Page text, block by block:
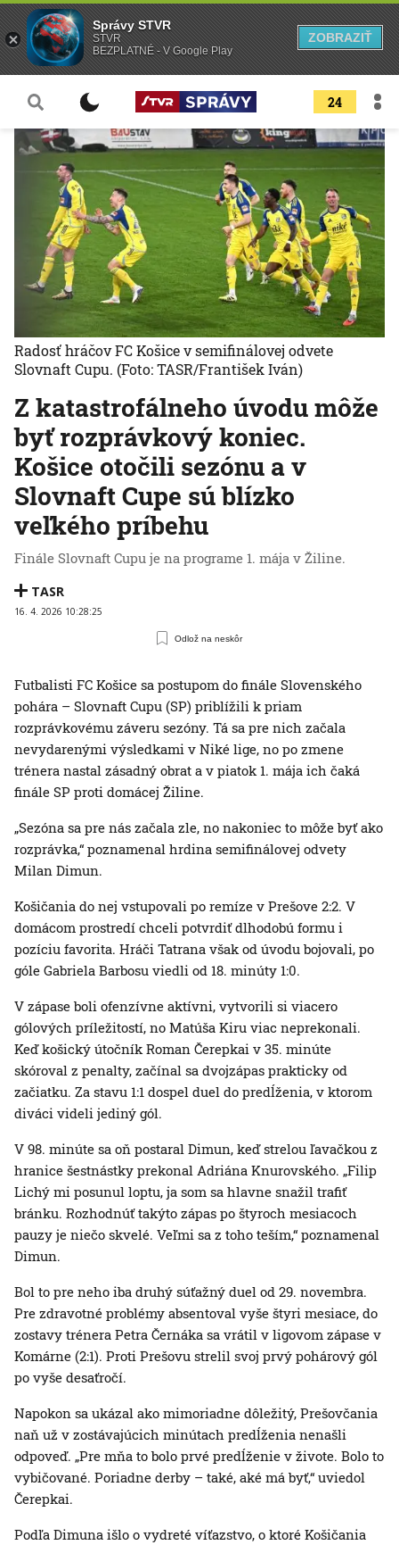
24
Z katastrofálneho úvodu môže
byť rozprávkový koniec.
Košice otočili sezónu a v
Slovnaft Cupe sú blízko
veľkého príbehu
Finále Slovnaft Cupu je na programe 1. mája v Žiline.
TASR
16. 4. 2026 10:28:25
Odlož na neskôr
Radosť hráčov FC Košice v semifinálovej odvete
Slovnaft Cupu. (Foto: TASR/František Iván)
Futbalisti FC Košice sa postupom do finále Slovenského
pohára – Slovnaft Cupu (SP) priblížili k priam
rozprávkovému záveru sezóny. Tá sa pre nich začala
nevydarenými výsledkami v Niké lige, no po zmene
trénera nastal zásadný obrat a v piatok 1. mája ich čaká
finále SP proti domácej Žiline.
„Sezóna sa pre nás začala zle, no nakoniec to môže byť ako
rozprávka,“ poznamenal hrdina semifinálovej odvety
Milan Dimun.
Košičania do nej vstupovali po remíze v Prešove 2:2. V
domácom prostredí chceli potvrdiť dlhodobú formu i
pozíciu favorita. Hráči Tatrana však od úvodu bojovali, po
góle Gabriela Barbosu viedli od 18. minúty 1:0.
V zápase boli ofenzívne aktívni, vytvorili si viacero
gólových príležitostí, no Matúša Kiru viac neprekonali.
Keď košický útočník Roman Čerepkai v 35. minúte
skóroval z penalty, začínal sa dvojzápas prakticky od
začiatku. Za stavu 1:1 dospel duel do predĺženia, v ktorom
diváci videli jediný gól.
V 98. minúte sa oň postaral Dimun, keď strelou ľavačkou z
hranice šestnástky prekonal Adriána Knurovského. „Filip
Lichý mi posunul loptu, ja som sa hlavne snažil trafiť
bránku. Rozhodnúť takýto zápas po štyroch mesiacoch
pauzy je niečo skvelé. Veľmi sa z toho teším,“ poznamenal
Dimun.
Bol to pre neho iba druhý súťažný duel od 29. novembra.
Pre zdravotné problémy absentoval vyše štyri mesiace, do
zostavy trénera Petra Černáka sa vrátil v ligovom zápase v
Komárne (2:1). Proti Prešovu strelil svoj prvý pohárový gól
po vyše desaťročí.
Napokon sa ukázal ako mimoriadne dôležitý, Prešovčania
naň už v zostávajúcich minútach predĺženia nenašli
odpoveď. „Pre mňa to bolo prvé predĺženie v živote. Bolo to
vybičované. Poriadne derby – také, aké má byť,“ uviedol
Čerepkai.
Podľa Dimuna išlo o vydreté víťazstvo, o ktoré Košičania
Správy STVR
STVR
BEZPLATNÉ - V Google Play
ZOBRAZIŤ